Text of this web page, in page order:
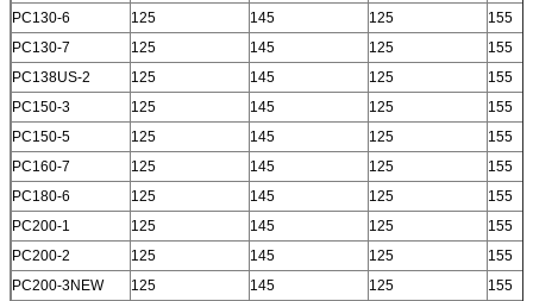
PC130-6
125 145 125
155
PC130-7
125 145 125
155
PC138US-2
125 145 125
155
PC150-3
125 145 125
155
PC150-5
125 145 125
155
PC160-7
125 145 125
155
PC180-6
125 145 125
155
PC200-1
125 145 125
155
PC200-2
125 145 125
155
PC200-3NEW
125 145 125
155